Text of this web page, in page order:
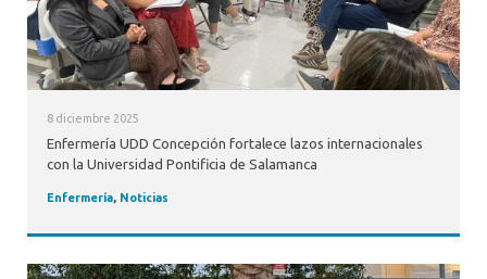
8 diciembre 2025
Enfermería UDD Concepción fortalece lazos internacionales
con la Universidad Pontificia de Salamanca
Enfermería, Noticias